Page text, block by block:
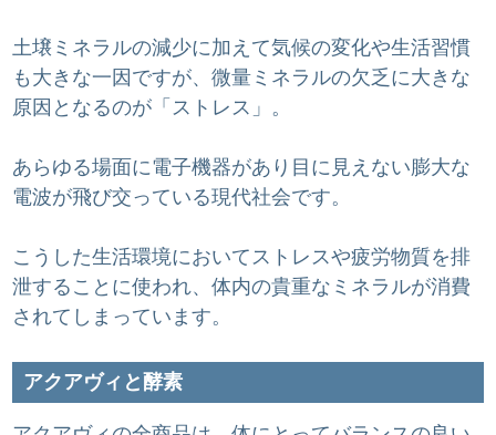
土壌ミネラルの減少に加えて気候の変化や生活習慣
も大きな一因ですが、微量ミネラルの欠乏に大きな
原因となるのが「ストレス」。
あらゆる場面に電子機器があり目に見えない膨大な
電波が飛び交っている現代社会です。
こうした生活環境においてストレスや疲労物質を排
泄することに使われ、体内の貴重なミネラルが消費
されてしまっています。
アクアヴィと酵素